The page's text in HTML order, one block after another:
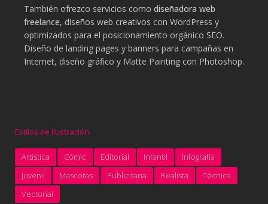
También ofrezco servicios como diseñadora web
freelance, diseños web creativos con WordPress y
optimizados para el posicionamiento orgánico SEO.
Diseño de landing pages y banners para campañas en
Internet, diseño gráfico y Matte Painting con Photoshop.
Estilos de Ilustración
Artística Cómic Editorial Infantil
Infografía
Juvenil
Mascotas Publicitaria Realista
Técnica
Vectorial